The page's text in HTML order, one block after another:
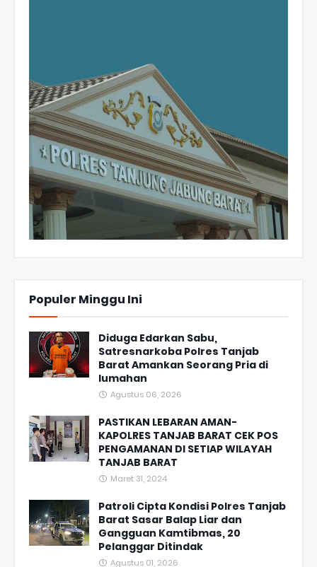
Populer Minggu Ini
Diduga Edarkan Sabu,
Satresnarkoba Polres Tanjab
Barat Amankan Seorang Pria di
lumahan
Agustus 06, 2026
PASTIKAN LEBARAN AMAN-
KAPOLRES TANJAB BARAT CEK POS
PENGAMANAN DI SETIAP WILAYAH
TANJAB BARAT
Maret 31, 2024
Patroli Cipta Kondisi Polres Tanjab
Barat Sasar Balap Liar dan
Gangguan Kamtibmas, 20
Pelanggar Ditindak
Agustus 01, 2026